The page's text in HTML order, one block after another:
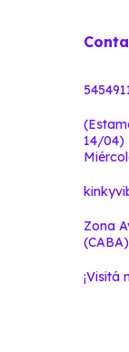
14/04)
Zona
(CABA)
¡Visitá